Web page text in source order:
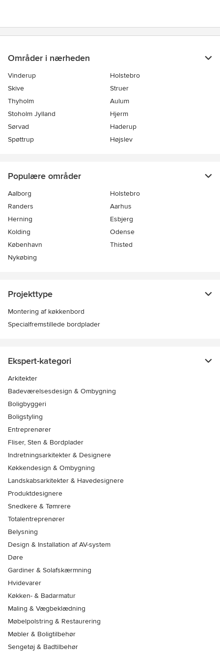
Områder i nærheden
Vinderup
Holstebro
Skive
Struer
Thyholm
Aulum
Stoholm Jylland
Hjerm
Sørvad
Haderup
Spøttrup
Højslev
Populære områder
Aalborg
Holstebro
Randers
Aarhus
Herning
Esbjerg
Kolding
Odense
København
Thisted
Nykøbing
Projekttype
Montering af køkkenbord
Specialfremstillede bordplader
Ekspert-kategori
Arkitekter
Badeværelsesdesign & Ombygning
Boligbyggeri
Boligstyling
Entreprenører
Fliser, Sten & Bordplader
Indretningsarkitekter & Designere
Køkkendesign & Ombygning
Landskabsarkitekter & Havedesignere
Produktdesignere
Snedkere & Tømrere
Totalentreprenører
Belysning
Design & Installation af AV-system
Døre
Gardiner & Solafskærmning
Hvidevarer
Køkken- & Badarmatur
Maling & Vægbeklædning
Møbelpolstring & Restaurering
Møbler & Boligtilbehør
Sengetøj & Badtilbehør